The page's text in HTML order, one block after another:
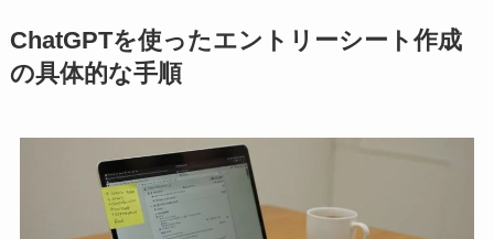
ChatGPTを使ったエントリーシート作成
の具体的な手順